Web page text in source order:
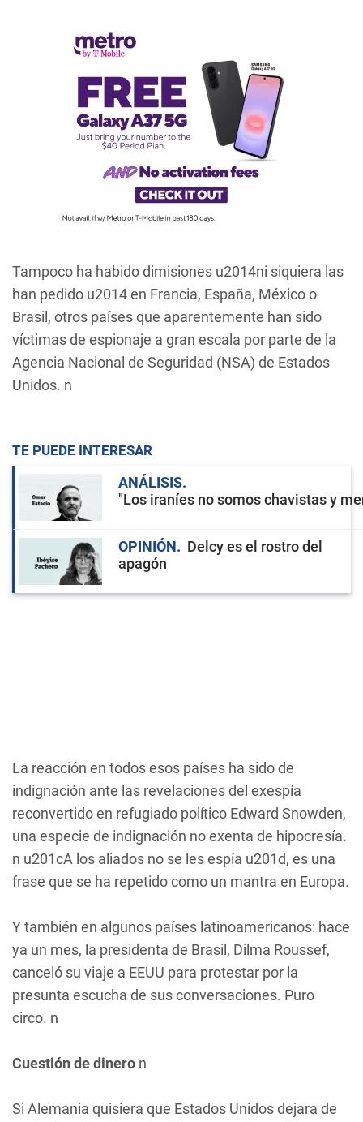
Tampoco ha habido dimisiones u2014ni siquiera las
han pedido u2014 en Francia, España, México o
Brasil, otros países que aparentemente han sido
víctimas de espionaje a gran escala por parte de la
Agencia Nacional de Seguridad (NSA) de Estados
Unidos. n
TE PUEDE INTERESAR
ANÁLISIS
"Los iraníes no somos chavistas y
OPINIÓN
Delcy es el rostro del
apagón
La reacción en todos esos países ha sido de
indignación ante las revelaciones del exespía
reconvertido en refugiado político Edward Snowden,
una especie de indignación no exenta de hipocresía.
n u201cA los aliados no se les espía u201d, es una
frase que se ha repetido como un mantra en Europa.
Y también en algunos países latinoamericanos: hace
ya un mes, la presidenta de Brasil, Dilma Roussef,
canceló su viaje a EEUU para protestar por la
presunta escucha de sus conversaciones. Puro
circo. n
Cuestión de dinero n
Si Alemania quisiera que Estados Unidos dejara de